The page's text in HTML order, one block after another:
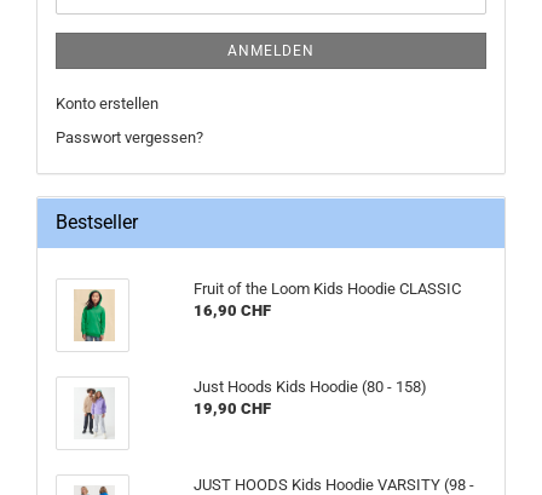
ANMELDEN
Konto erstellen
Passwort vergessen?
Bestseller
Fruit of the Loom Kids Hoodie CLASSIC
16,90 CHF
Just Hoods Kids Hoodie (80 - 158)
19,90 CHF
JUST HOODS Kids Hoodie VARSITY (98 -